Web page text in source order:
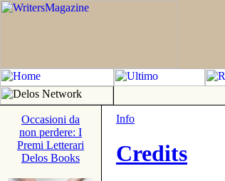
Occasioni da
non perdere: I
Premi Letterari
Delos Books
Info
Credits